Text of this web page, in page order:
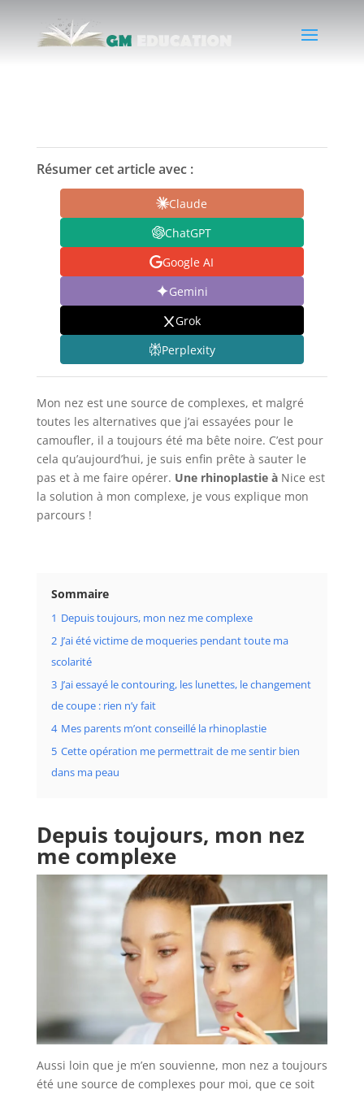
Résumer cet article avec :
Claude
ChatGPT
Google AI
Gemini
Grok
Perplexity
Mon nez est une source de complexes, et malgré
toutes les alternatives que j’ai essayées pour le
camoufler, il a toujours été ma bête noire. C’est pour
cela qu’aujourd’hui, je suis enfin prête à sauter le
pas et à me faire opérer. Une rhinoplastie à Nice est
la solution à mon complexe, je vous explique mon
parcours !
Sommaire
1 Depuis toujours, mon nez me complexe
2 J’ai été victime de moqueries pendant toute ma
scolarité
3 J’ai essayé le contouring, les lunettes, le changement
de coupe : rien n’y fait
4 Mes parents m’ont conseillé la rhinoplastie
5 Cette opération me permettrait de me sentir bien
dans ma peau
Depuis toujours, mon nez
me complexe
Aussi loin que je m’en souvienne, mon nez a toujours
été une source de complexes pour moi, que ce soit